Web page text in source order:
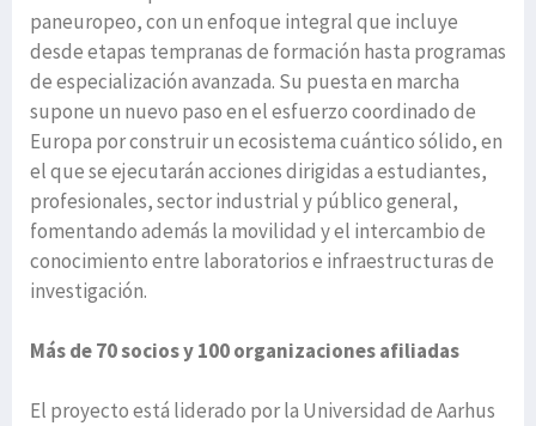
paneuropeo, con un enfoque integral que incluye
desde etapas tempranas de formación hasta programas
de especialización avanzada. Su puesta en marcha
supone un nuevo paso en el esfuerzo coordinado de
Europa por construir un ecosistema cuántico sólido, en
el que se ejecutarán acciones dirigidas a estudiantes,
profesionales, sector industrial y público general,
fomentando además la movilidad y el intercambio de
conocimiento entre laboratorios e infraestructuras de
investigación.
Más de 70 socios y 100 organizaciones afiliadas
El proyecto está liderado por la Universidad de Aarhus